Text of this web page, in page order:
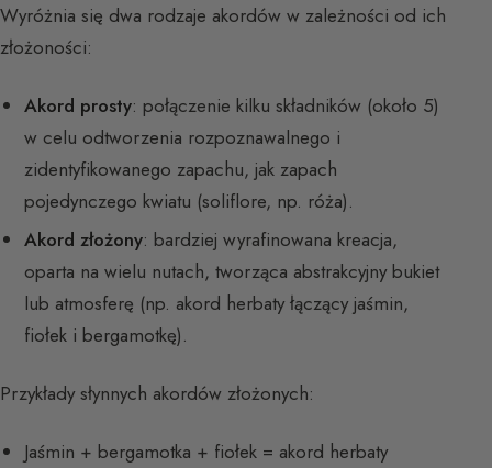
Wyróżnia się dwa rodzaje akordów w zależności od ich
złożoności:
Akord prosty: połączenie kilku składników (około 5)
w celu odtworzenia rozpoznawalnego i
zidentyfikowanego zapachu, jak zapach
pojedynczego kwiatu (soliflore, np. róża).
Akord złożony: bardziej wyrafinowana kreacja,
oparta na wielu nutach, tworząca abstrakcyjny bukiet
lub atmosferę (np. akord herbaty łączący jaśmin,
fiołek i bergamotkę).
Przykłady słynnych akordów złożonych:
Jaśmin + bergamotka + fiołek = akord herbaty